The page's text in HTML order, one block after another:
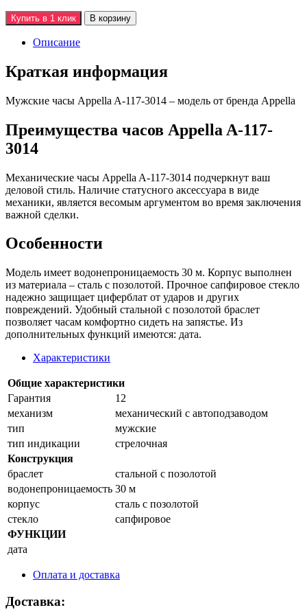
Купить в 1 клик В корзину
Описание
Краткая информация
Мужские часы Appella A-117-3014 – модель от бренда Appella
Преимущества часов Appella A-117-
3014
Механические часы Appella A-117-3014 подчеркнут ваш
деловой стиль. Наличие статусного аксессуара в виде
механики, является весомым аргументом во время заключения
важной сделки.
Особенности
Модель имеет водонепроницаемость 30 м. Корпус выполнен
из материала – сталь с позолотой. Прочное сапфировое стекло
надежно защищает циферблат от ударов и других
повреждений. Удобный стальной с позолотой браслет
позволяет часам комфортно сидеть на запястье. Из
дополнительных функций имеются: дата.
Характеристики
Общие характеристики
Гарантия
12
механизм
механический с автоподзаводом
тип
мужские
тип индикации
стрелочная
Конструкция
браслет
стальной с позолотой
водонепроницаемость 30 м
корпус
сталь с позолотой
стекло
сапфировое
ФУНКЦИИ
дата
Оплата и доставка
Доставка: